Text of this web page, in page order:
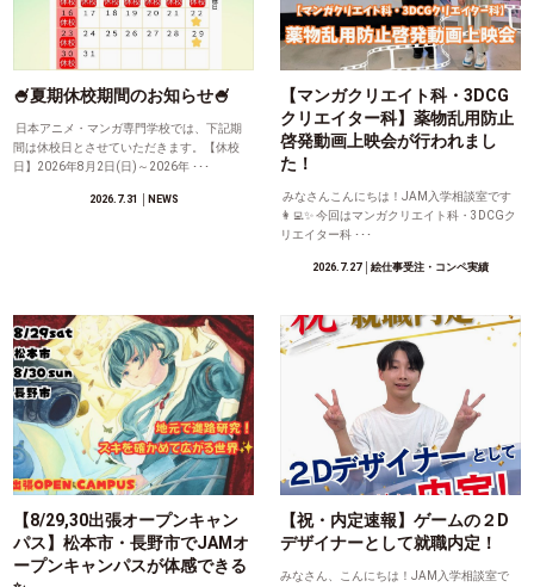
🍧夏期休校期間のお知らせ🍧
日本アニメ・マンガ専門学校では、下記期
間は休校日とさせていただきます。【休校
日】2026年8月2日(日)～2026年 ･･･
2026.7.31 │NEWS
【マンガクリエイト科・3DCG
クリエイター科】薬物乱用防止
啓発動画上映会が行われまし
た！
みなさんこんにちは！JAM入学相談室です
👩‍💻✨ 今回はマンガクリエイト科・3DCGク
リエイター科 ･･･
2026.7.27│絵仕事受注・コンペ実績
【8/29,30出張オープンキャン
パス】松本市・長野市でJAMオ
ープンキャンパスが体感できる
【祝・内定速報】ゲームの２D
デザイナーとして就職内定！
みなさん、こんにちは！JAM入学相談室で